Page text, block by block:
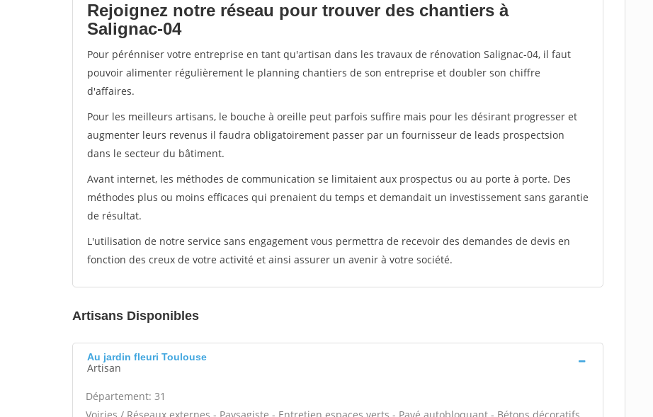
Rejoignez notre réseau pour trouver des chantiers à
Salignac-04
Pour pérénniser votre entreprise en tant qu'artisan dans les travaux de rénovation Salignac-04, il faut
pouvoir alimenter régulièrement le planning chantiers de son entreprise et doubler son chiffre
d'affaires.
Pour les meilleurs artisans, le bouche à oreille peut parfois suffire mais pour les désirant progresser et
augmenter leurs revenus il faudra obligatoirement passer par un fournisseur de leads prospectsion
dans le secteur du bâtiment.
Avant internet, les méthodes de communication se limitaient aux prospectus ou au porte à porte. Des
méthodes plus ou moins efficaces qui prenaient du temps et demandait un investissement sans garantie
de résultat.
L'utilisation de notre service sans engagement vous permettra de recevoir des demandes de devis en
fonction des creux de votre activité et ainsi assurer un avenir à votre société.
Artisans Disponibles
Au jardin fleuri Toulouse
Artisan
Département: 31